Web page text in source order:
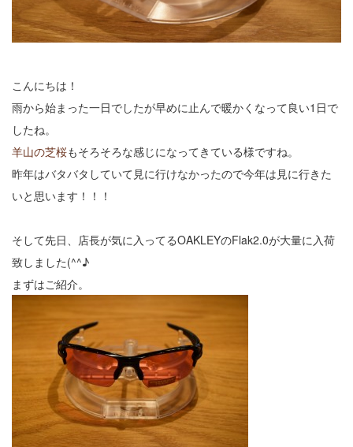
こんにちは！
雨から始まった一日でしたが早めに止んで暖かくなって良い1日で
したね。
羊山の芝桜もそろそろな感じになってきている様ですね。
昨年はバタバタしていて見に行けなかったので今年は見に行きた
いと思います！！！
そして先日、店長が気に入ってるOAKLEYのFlak2.0が大量に入荷
致しました(^^♪
まずはご紹介。